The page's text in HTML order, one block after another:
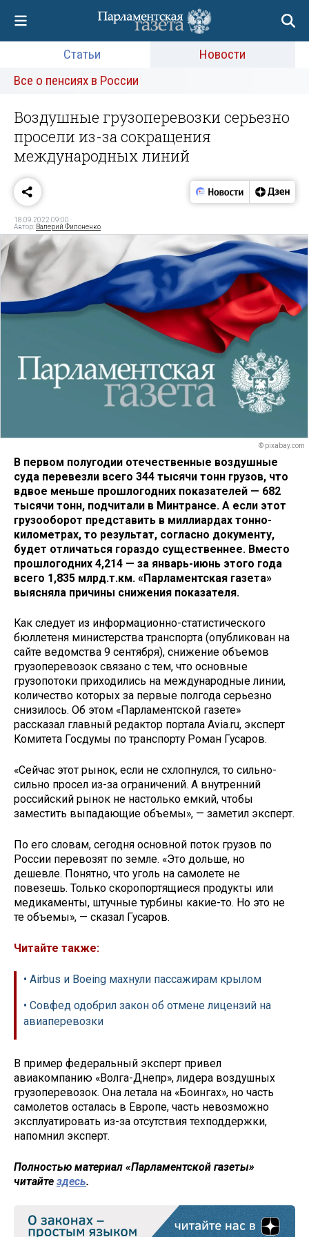
Статьи
Новости
Все о пенсиях в России
Воздушные грузоперевозки серьезно
просели из-за сокращения
международных линий
18.09.2022 09:00
Автор: Валерий Филоненко
© pixabay.com
В первом полугодии отечественные воздушные
суда перевезли всего 344 тысячи тонн грузов, что
вдвое меньше прошлогодних показателей — 682
тысячи тонн, подчитали в Минтрансе. А если этот
грузооборот представить в миллиардах тонно-
километрах, то результат, согласно документу,
будет отличаться гораздо существеннее. Вместо
прошлогодних 4,214 — за январь-июнь этого года
всего 1,835 млрд.т.км. «Парламентская газета»
выясняла причины снижения показателя.
Как следует из информационно-статистического
бюллетеня министерства транспорта (опубликован на
сайте ведомства 9 сентября), снижение объемов
грузоперевозок связано с тем, что основные
грузопотоки приходились на международные линии,
количество которых за первые полгода серьезно
снизилось. Об этом «Парламентской газете»
рассказал главный редактор портала Avia.ru, эксперт
Комитета Госдумы по транспорту Роман Гусаров.
«Сейчас этот рынок, если не схлопнулся, то сильно-
сильно просел из-за ограничений. А внутренний
российский рынок не настолько емкий, чтобы
заместить выпадающие объемы», — заметил эксперт.
По его словам, сегодня основной поток грузов по
России перевозят по земле. «Это дольше, но
дешевле. Понятно, что уголь на самолете не
повезешь. Только скоропортящиеся продукты или
медикаменты, штучные турбины какие-то. Но это не
те объемы», — сказал Гусаров.
Читайте также:
• Airbus и Boeing махнули пассажирам крылом
• Совфед одобрил закон об отмене лицензий на
авиаперевозки
В пример федеральный эксперт привел
авиакомпанию «Волга-Днепр», лидера воздушных
грузоперевозок. Она летала на «Боингах», но часть
самолетов осталась в Европе, часть невозможно
эксплуатировать из-за отсутствия техподдержки,
напомнил эксперт.
Полностью материал «Парламентской газеты»
читайте здесь.